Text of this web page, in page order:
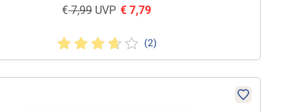
€7,99UVP €7,79
(2)